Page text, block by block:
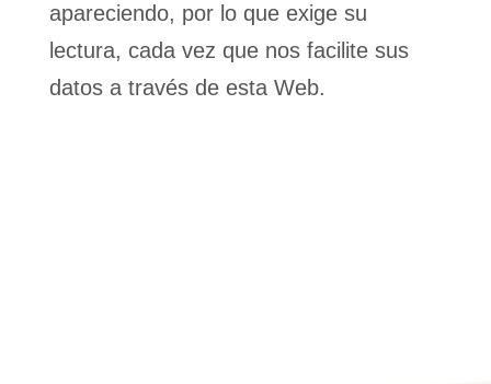
apareciendo, por lo que exige su
lectura, cada vez que nos facilite sus
datos a través de esta Web.